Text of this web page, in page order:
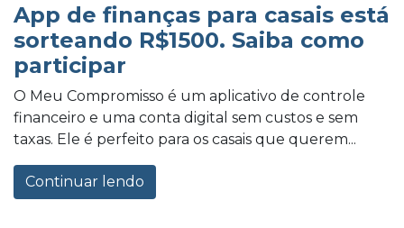
App de finanças para casais está
sorteando R$1500. Saiba como
participar
O Meu Compromisso é um aplicativo de controle
financeiro e uma conta digital sem custos e sem
taxas. Ele é perfeito para os casais que querem...
Continuar lendo